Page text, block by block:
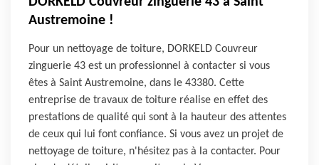
Austremoine !
Pour un nettoyage de toiture, DORKELD Couvreur
zinguerie 43 est un professionnel à contacter si vous
êtes à Saint Austremoine, dans le 43380. Cette
entreprise de travaux de toiture réalise en effet des
prestations de qualité qui sont à la hauteur des attentes
de ceux qui lui font confiance. Si vous avez un projet de
nettoyage de toiture, n'hésitez pas à la contacter. Pour